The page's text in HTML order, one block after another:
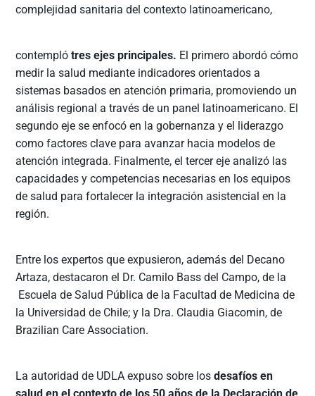
complejidad sanitaria del contexto latinoamericano,
contemplótres ejes principales. El primero abordó cómo
medir la salud mediante indicadores orientados a
sistemas basados en atención primaria, promoviendo un
análisis regional a través de un panel latinoamericano. El
segundo eje se enfocó en la gobernanza y el liderazgo
como factores clave para avanzar hacia modelos de
atención integrada. Finalmente, el tercer eje analizó las
capacidades y competencias necesarias en los equipos
de salud para fortalecer la integración asistencial en la
región.
Entre los expertos que expusieron, además del Decano
Artaza, destacaron el Dr. Camilo Bass del Campo, de la
Escuela de Salud Pública de la Facultad de Medicina de
la Universidad de Chile; y la Dra. Claudia Giacomin, de
Brazilian Care Association.
La autoridad de UDLA expuso sobre los desafíos en